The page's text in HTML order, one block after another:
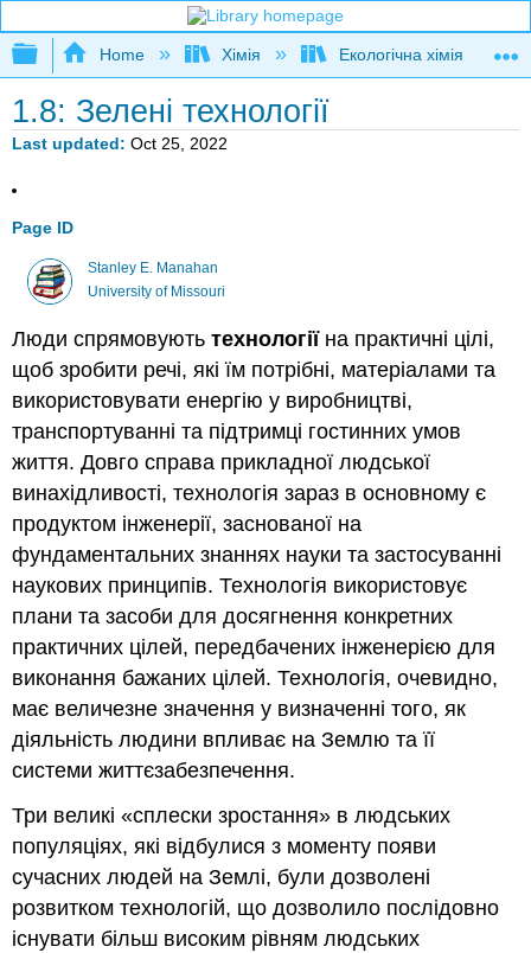
Expand/collapse global hierarchy
Home Хімія Екологічна хімія
1.8: Зелені технології
Last updated Oct 25, 2022
Page ID
Stanley E. Manahan
University of Missouri
Люди спрямовуютьтехнологіїна практичні цілі,
щоб зробити речі, які їм потрібні, матеріалами та
використовувати енергію у виробництві,
транспортуванні та підтримці гостинних умов
життя. Довго справа прикладної людської
винахідливості, технологія зараз в основному є
продуктом інженерії, заснованої на
фундаментальних знаннях науки та застосуванні
наукових принципів. Технологія використовує
плани та засоби для досягнення конкретних
практичних цілей, передбачених інженерією для
виконання бажаних цілей. Технологія, очевидно,
має величезне значення у визначенні того, як
діяльність людини впливає на Землю та її
системи життєзабезпечення.
Три великі «сплески зростання» в людських
популяціях, які відбулися з моменту появи
сучасних людей на Землі, були дозволені
розвитком технологій, що дозволило послідовно
існувати більш високим рівням людських